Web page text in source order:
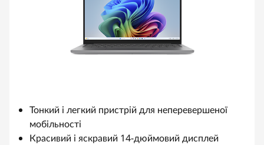
Тонкий і легкий пристрій для неперевершеної
мобільності
Красивий і яскравий 14-дюймовий дисплей